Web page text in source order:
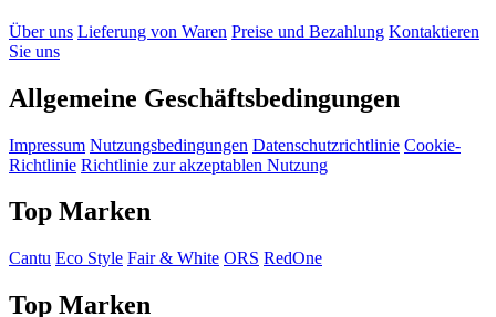
Über uns Lieferung von Waren Preise und Bezahlung Kontaktieren
Sie uns
Allgemeine Geschäftsbedingungen
Impressum Nutzungsbedingungen Datenschutzrichtlinie Cookie-
Richtlinie Richtlinie zur akzeptablen Nutzung
Top Marken
Cantu Eco Style Fair & White ORS RedOne
Top Marken